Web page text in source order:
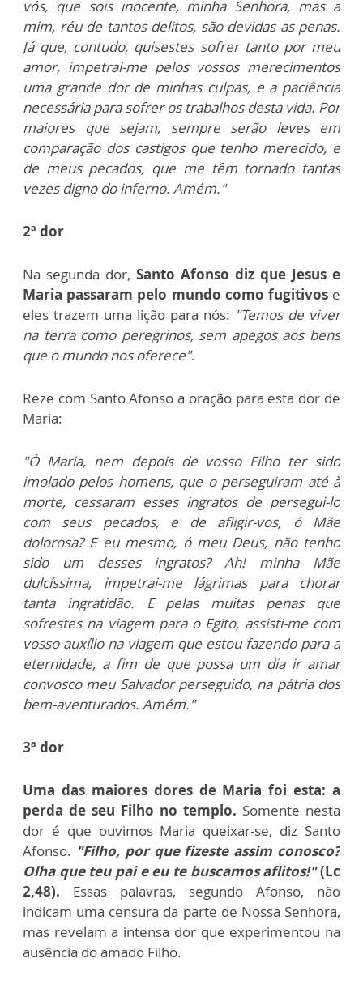
vós, que sois inocente, minha Senhora, mas a
mim, réu de tantos delitos, são devidas as penas.
Já que, contudo, quisestes sofrer tanto por meu
amor, impetrai-me pelos vossos merecimentos
uma grande dor de minhas culpas, e a paciência
necessária para sofrer os trabalhos desta vida. Por
maiores que sejam, sempre serão leves em
comparação dos castigos que tenho merecido, e
de meus pecados, que me têm tornado tantas
vezes digno do inferno. Amém."
2ª dor
Na segunda dor, Santo Afonso diz que Jesus e
Maria passaram pelo mundo como fugitivose
eles trazem uma lição para nós: "Temos de viver
na terra como peregrinos, sem apegos aos bens
que o mundo nos oferece".
Reze com Santo Afonso a oração para esta dor de
Maria:
"Ó Maria, nem depois de vosso Filho ter sido
imolado pelos homens, que o perseguiram até à
morte, cessaram esses ingratos de persegui-lo
com seus pecados, e de afligir-vos, ó Mãe
dolorosa? E eu mesmo, ó meu Deus, não tenho
sido um desses ingratos? Ah! minha Mãe
dulcíssima, impetrai-me lágrimas para chorar
tanta ingratidão. E pelas muitas penas que
sofrestes na viagem para o Egito, assisti-me com
vosso auxílio na viagem que estou fazendo para a
eternidade, a fim de que possa um dia ir amar
convosco meu Salvador perseguido, na pátria dos
bem-aventurados. Amém."
3ª dor
Uma das maiores dores de Maria foi esta: a
perda de seu Filho no templo. Somente nesta
dor é que ouvimos Maria queixar-se, diz Santo
Afonso. "Filho, por que fizeste assim conosco?
Olha que teu pai e eu te buscamos aflitos!"(Lc
2,48). Essas palavras, segundo Afonso, não
indicam uma censura da parte de Nossa Senhora,
mas revelam a intensa dor que experimentou na
ausência do amado Filho.